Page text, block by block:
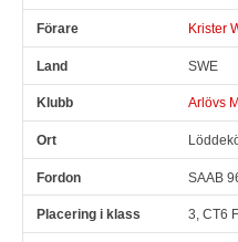
Krister
SWE
Arlövs
SAAB
3, CT6 F